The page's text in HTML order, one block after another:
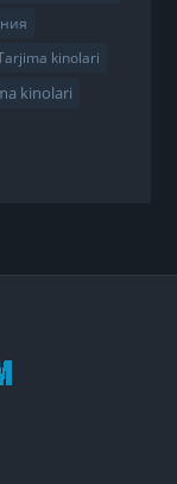
kinolari
kinolari